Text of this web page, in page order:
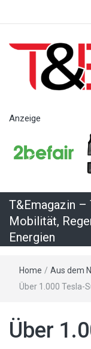
Anzeige
T&Emagazin –
Mobilität,
Energien
Home / Aus dem
Über 1.000 Tesla-
Über